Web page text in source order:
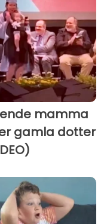
mamma
gamla dotter